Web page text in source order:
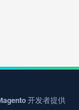
开发者提供